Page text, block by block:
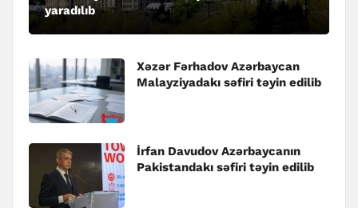
yaradılıb
Xəzər Fərhadov Azərbaycan
Malayziyadakı səfiri təyin edilib
İrfan Davudov Azərbaycanın
Pakistandakı səfiri təyin edilib